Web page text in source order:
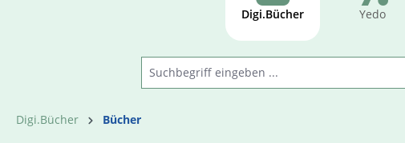
Digi.Bücher Yedo
Digi.Bücher Bücher